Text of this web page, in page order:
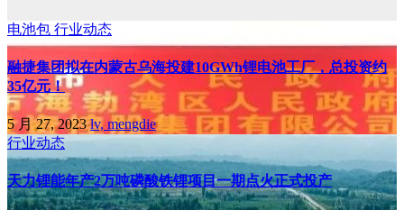
电池包 行业动态
融捷集团拟在内蒙古乌海投建10GWh锂电池工厂，总投资约
35亿元！
5 月 27, 2023lv, mengdie
行业动态
天力锂能年产2万吨磷酸铁锂项目一期点火正式投产